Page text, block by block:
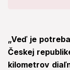
„Veď je
Českej
kilometrov